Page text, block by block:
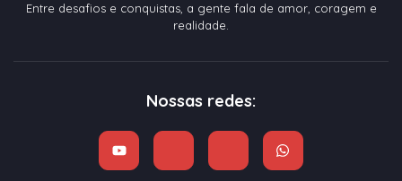
Entre desafios e conquistas, a gente fala de amor, coragem e
realidade.
Nossas redes: